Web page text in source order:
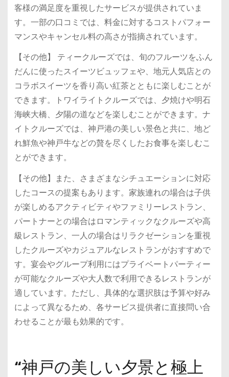
客様の満足度を重視したサービスが提供されていま
す。一部の口コミでは、料金に対するコストパフォー
マンスやキャンセル料の高さが指摘されています。
【その他】 ティークルーズでは、旬のフルーツをふん
だんに使ったスイーツビュッフェや、地元人気店との
コラボスイーツを香り高い紅茶とともに楽しむことが
できます。トワイライトクルーズでは、夕焼けや明石
海峡大橋、夕陽の道などを楽しむことができます。ナ
イトクルーズでは、神戸港の美しい景色と共に、地ど
れ鮮魚や神戸牛などの贅を尽くしたお食事を楽しむこ
とができます。
【その他】また、さまざまなシチュエーションに対応
したコースの提案もあります。家族連れの場合は子供
が楽しめるアクティビティやファミリーレストラン、
パートナーとの場合はロマンティックなクルーズや高
級レストラン、一人の場合はリラクゼーションを重視
したクルーズやカジュアルなレストランがおすすめで
す。宴会やグループ利用にはプライベートパーティー
が可能なクルーズや大人数で利用できるレストランが
適しています。ただし、具体的な選択肢は予算や好み
によって異なるため、各サービス提供者に直接問い合
わせることが最も効果的です。
“神戸の美しい夕景と極上